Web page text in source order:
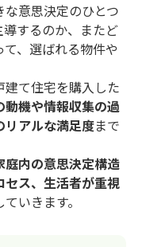
意思決定のひとつ
するのか、またど
、選ばれる物件や
て住宅を購入した
動機や情報収集の過
リアルな満足度まで
内の意思決定構造
ス、生活者が重視
ていきます。